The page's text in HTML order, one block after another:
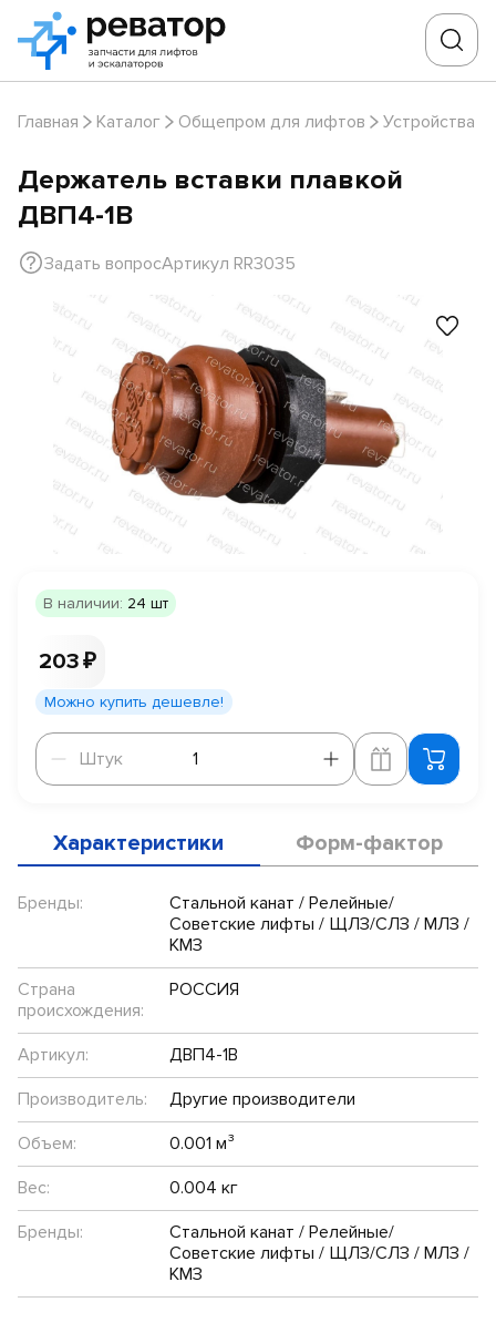
Главная Каталог Общепром для лифтов Устройства
Держатель вставки плавкой
ДВП4-1В
Задать вопросАртикул RR3035
В наличии: 24 шт
203 ₽
Можно купить дешевле!
Штук
Штук
Характеристики Форм-фактор
Бренды:
Стальной канат / Релейные/
Советские лифты / ЩЛЗ/СЛЗ / МЛЗ /
КМЗ
Страна
происхождения:
РОССИЯ
Артикул:
ДВП4-1В
Производитель:
Другие производители
Объем:
0.001 м³
Вес:
0.004 кг
Бренды:
Стальной канат / Релейные/
Советские лифты / ЩЛЗ/СЛЗ / МЛЗ /
КМЗ